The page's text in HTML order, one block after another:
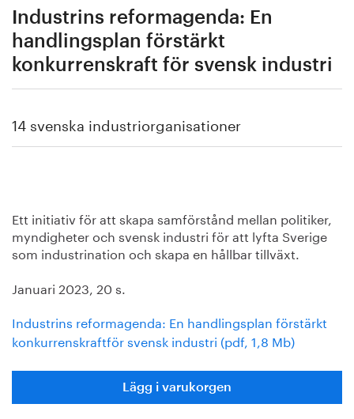
Publicerat
Bildbank
Om oss
Industrins reformagenda: En
handlingsplan förstärkt
konkurrenskraft för svensk industri
14 svenska industriorganisationer
Ett initiativ för att skapa samförstånd mellan politiker,
myndigheter och svensk industri för att lyfta Sverige
som industrination och skapa en hållbar tillväxt.
Januari 2023, 20 s.
Industrins reformagenda: En handlingsplan förstärkt
konkurrenskraftför svensk industri (pdf, 1,8 Mb)
Lägg i varukorgen